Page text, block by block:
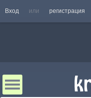
Вход или регистрация